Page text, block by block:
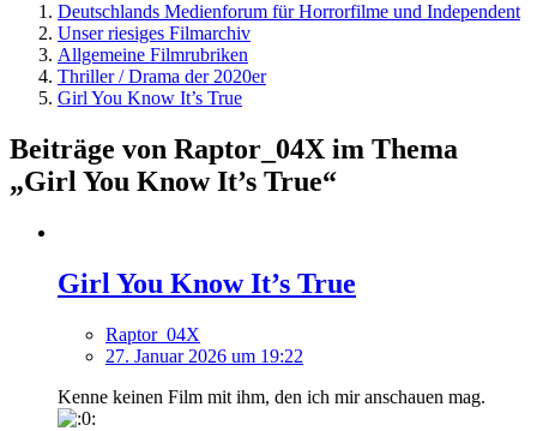
Deutschlands Medienforum für Horrorfilme und Independent
Unser riesiges Filmarchiv
Allgemeine Filmrubriken
Thriller / Drama der 2020er
Girl You Know It’s True
Beiträge von Raptor_04X im Thema
„Girl You Know It’s True“
Girl You Know It’s True
Raptor_04X
27. Januar 2026 um 19:22
Kenne keinen Film mit ihm, den ich mir anschauen mag.